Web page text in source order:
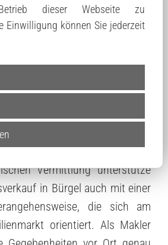
Strategie beim
in Bürgel
ist
Vermittlung unterstütze
in Bürgel auch mit einer
die sich am
orientiert. Als Makler
dieser Webseite zu
Einwilligung können Sie jederzeit